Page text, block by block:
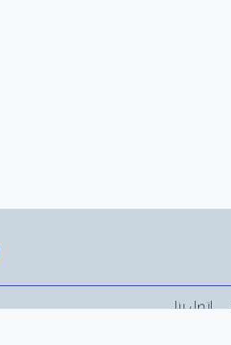
اتصل بنا